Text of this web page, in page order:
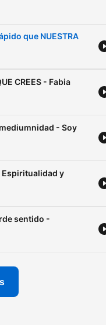
que NUESTRA
CREES - Fabia
- Soy
- Espiritualidad y
sentido -